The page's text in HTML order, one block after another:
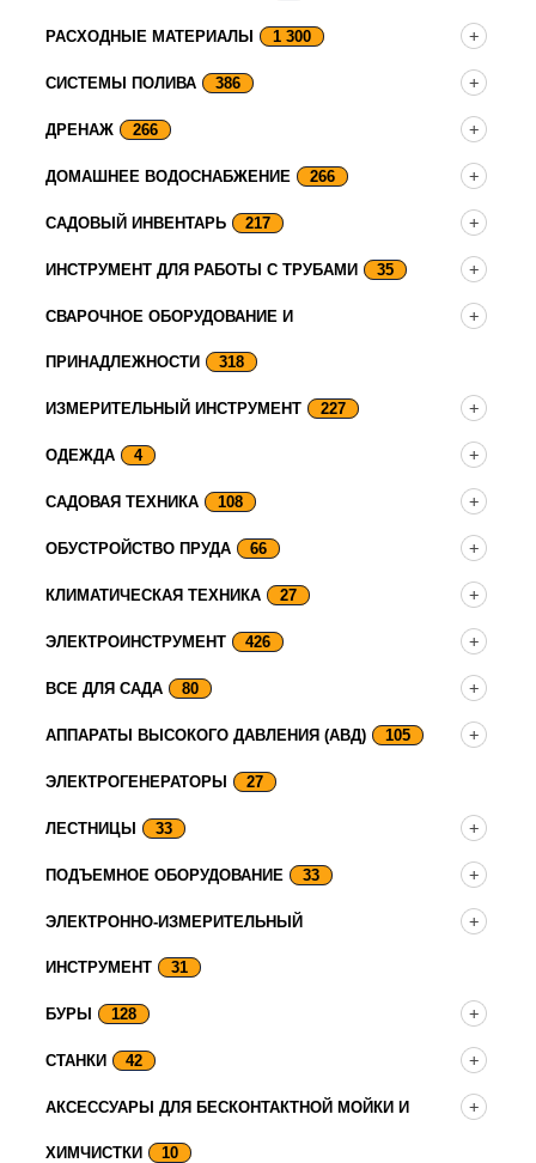
РАСХОДНЫЕ МАТЕРИАЛЫ 1 300
СИСТЕМЫ ПОЛИВА 386
ДРЕНАЖ 266
ДОМАШНЕЕ ВОДОСНАБЖЕНИЕ 266
САДОВЫЙ ИНВЕНТАРЬ 217
ИНСТРУМЕНТ ДЛЯ РАБОТЫ С ТРУБАМИ 35
СВАРОЧНОЕ ОБОРУДОВАНИЕ И
ПРИНАДЛЕЖНОСТИ 318
ИЗМЕРИТЕЛЬНЫЙ ИНСТРУМЕНТ 227
ОДЕЖДА 4
САДОВАЯ ТЕХНИКА 108
ОБУСТРОЙСТВО ПРУДА 66
КЛИМАТИЧЕСКАЯ ТЕХНИКА 27
ЭЛЕКТРОИНСТРУМЕНТ 426
ВСЕ ДЛЯ САДА 80
АППАРАТЫ ВЫСОКОГО ДАВЛЕНИЯ (АВД) 105
ЭЛЕКТРОГЕНЕРАТОРЫ 27
ЛЕСТНИЦЫ 33
ПОДЪЕМНОЕ ОБОРУДОВАНИЕ 33
ЭЛЕКТРОННО-ИЗМЕРИТЕЛЬНЫЙ
ИНСТРУМЕНТ 31
БУРЫ 128
СТАНКИ 42
АКСЕССУАРЫ ДЛЯ БЕСКОНТАКТНОЙ МОЙКИ И
ХИМЧИСТКИ 10